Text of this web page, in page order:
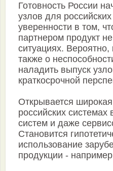
Готовность России
узлов для
уверенности в том,
партнером продукт
ситуациях. Вероятно,
также о
наладить выпуск
краткосрочной
Открывается
российских
систем и даже
Становится
использование
продукции -